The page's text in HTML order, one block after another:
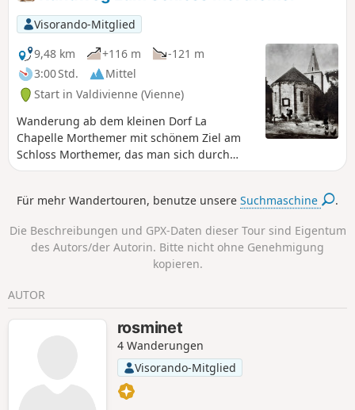
entdecken.
Visorando-Mitglied
9,48 km
+116 m
-121 m
3:00 Std.
Mittel
Start in Valdivienne (Vienne)
Wanderung ab dem kleinen Dorf La
Chapelle Morthemer mit schönem Ziel am
Schloss Morthemer, das man sich durch
einen nicht sehr langen, aber recht steilen
Für mehr Wandertouren, benutze unsereSuchmaschine .
Die Beschreibungen und GPX-Daten dieser Tour sind Eigentum
des Autors/der Autorin. Bitte nicht ohne Genehmigung
kopieren.
AUTOR
rosminet
4 Wanderungen
Visorando-Mitglied